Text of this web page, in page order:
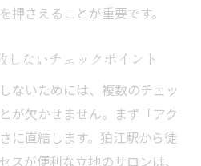
押さえることが重要です。
しないチェックポイント
ないためには、複数のチェッ
が欠かせません。まず「アク
に直結します。狛江駅から徒
スが便利な立地のサロンは、